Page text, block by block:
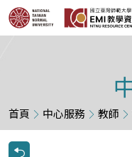
首頁 中心服務 教師